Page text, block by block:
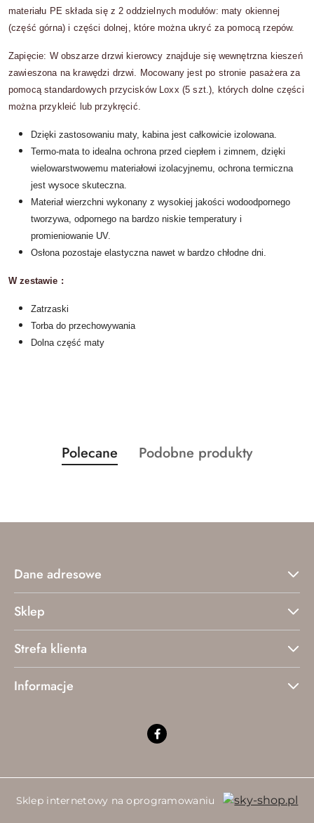
materiału PE składa się z 2 oddzielnych modułów: maty okiennej
(część górna) i części dolnej, które można ukryć za pomocą rzepów.
Zapięcie: W obszarze drzwi kierowcy znajduje się wewnętrzna kieszeń
zawieszona na krawędzi drzwi. Mocowany jest po stronie pasażera za
pomocą standardowych przycisków Loxx (5 szt.), których dolne części
można przykleić lub przykręcić.
Dzięki zastosowaniu maty, kabina jest całkowicie izolowana.
Termo-mata to idealna ochrona przed ciepłem i zimnem, dzięki
wielowarstwowemu materiałowi izolacyjnemu, ochrona termiczna
jest wysoce skuteczna.
Materiał wierzchni wykonany z wysokiej jakości wodoodpornego
tworzywa, odpornego na bardzo niskie temperatury i
promieniowanie UV.
Osłona pozostaje elastyczna nawet w bardzo chłodne dni.
W zestawie :
Zatrzaski
Torba do przechowywania
Dolna część maty
Pomiń karuzelę produktów
Produkty
o
Polecane
Produkty
Podobne produkty
Dane adresowe
Sklep
Strefa klienta
Informacje
Sklep internetowy na oprogramowaniu